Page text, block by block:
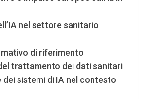
nel settore sanitario
di riferimento
trattamento dei dati sanitari
dei sistemi di IA nel contesto